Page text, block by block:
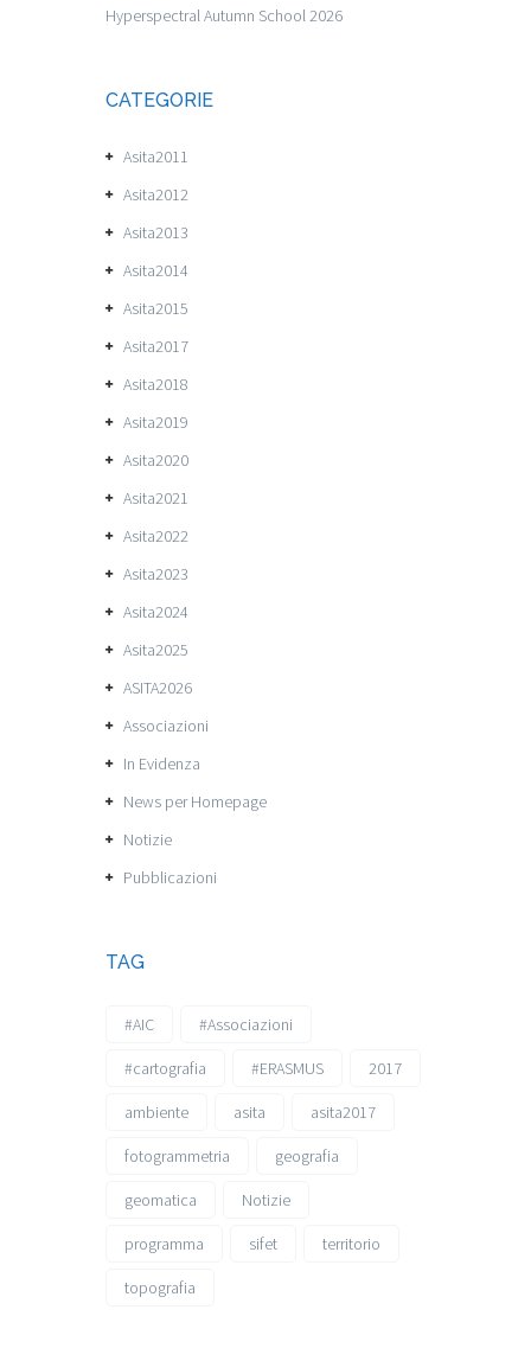
Hyperspectral Autumn School 2026
CATEGORIE
Asita2011
Asita2012
Asita2013
Asita2014
Asita2015
Asita2017
Asita2018
Asita2019
Asita2020
Asita2021
Asita2022
Asita2023
Asita2024
Asita2025
ASITA2026
Associazioni
In Evidenza
News per Homepage
Notizie
Pubblicazioni
TAG
#AIC #Associazioni
#cartografia #ERASMUS 2017
ambiente asita asita2017
fotogrammetria geografia
geomatica Notizie
programma sifet territorio
topografia